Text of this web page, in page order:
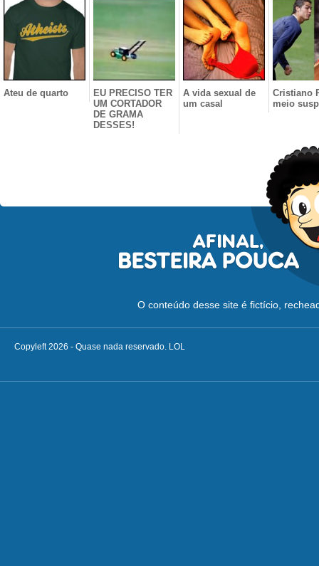
Ateu de quarto
EU PRECISO TER
UM CORTADOR
DE GRAMA
DESSES!
A vida sexual de
um casal
Cristiano
meio
O conteúdo desse site é fictício,
Copyleft 2026 - Quase nada reservado. LOL